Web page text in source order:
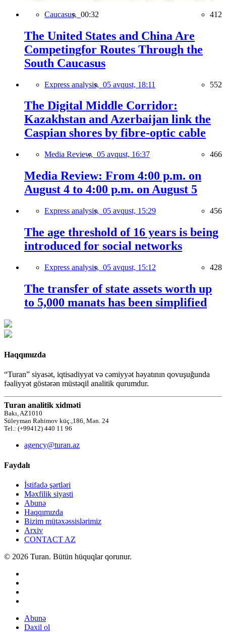
Caucasus, 00:32 412
The United States and China Are
Competingfor Routes Through the
South Caucasus
Express analysis, 05 avqust, 18:11 552
The Digital Middle Corridor:
Kazakhstan and Azerbaijan link the
Caspian shores by fibre-optic cable
Media Review, 05 avqust, 16:37 466
Media Review: From 4:00 p.m. on
August 4 to 4:00 p.m. on August 5
Express analysis, 05 avqust, 15:29 456
The age threshold of 16 years is being
introduced for social networks
Express analysis, 05 avqust, 15:12 428
The transfer of state assets worth up
to 5,000 manats has been simplified
Haqqımızda
“Turan” siyasət, iqtisadiyyat və cəmiyyət həyatının qovuşuğunda
fəaliyyət göstərən müstəqil analitik qurumdur.
Turan analitik xidməti
Bakı, AZ1010
Süleyman Rəhimov küç.,186, Mən. 24
Tel.: (+99412) 440 11 96
agency@turan.az
Faydalı
İstifadə şərtləri
Məxfilik siyasti
Abunə
Haqqımızda
Bizim mütəxəssislərimiz
Arxiv
CONTACT AZ
© 2026 Turan. Bütün hüquqlar qorunur.
Abunə
Daxil ol